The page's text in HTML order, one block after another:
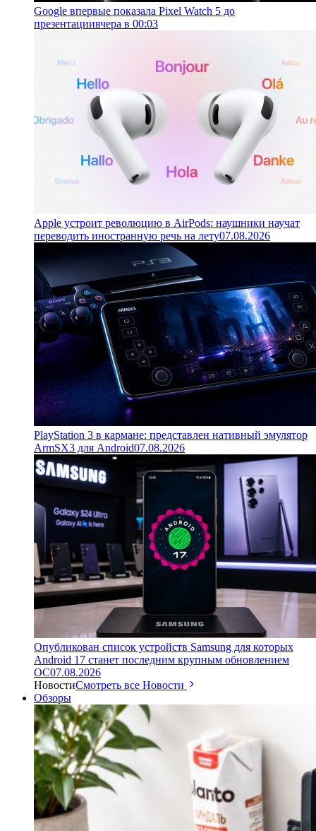
Google впервые показала Pixel Watch 5 до
презентациивчера в 00:03
Apple устроит революцию в AirPods: наушники научат
переводить иностранную речь на лету07.08.2026
PlayStation 3 в кармане: представлен нативный эмулятор
ArmSX3 для Android07.08.2026
Опубликован список устройств Samsung для которых
Android 17 станет последним крупным обновлением
ОС07.08.2026
НовостиСмотреть все Новости
Обзоры